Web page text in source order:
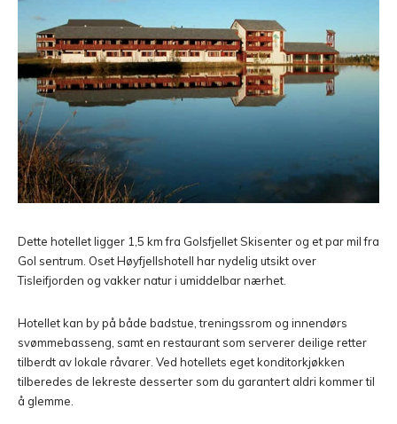
Dette hotellet ligger 1,5 km fra Golsfjellet Skisenter og et par mil fra
Gol sentrum. Oset Høyfjellshotell har nydelig utsikt over
Tisleifjorden og vakker natur i umiddelbar nærhet.
Hotellet kan by på både badstue, treningssrom og innendørs
svømmebasseng, samt en restaurant som serverer deilige retter
tilberdt av lokale råvarer. Ved hotellets eget konditorkjøkken
tilberedes de lekreste desserter som du garantert aldri kommer til
å glemme.